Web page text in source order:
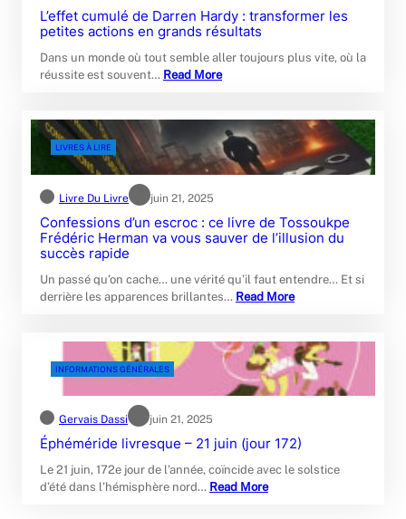
L’effet cumulé de Darren Hardy : transformer les
petites actions en grands résultats
Dans un monde où tout semble aller toujours plus vite, où la
réussite est souvent… Read More
LIVRES À LIRE
Livre Du Livre juin 21, 2025
Confessions d’un escroc : ce livre de Tossoukpe
Frédéric Herman va vous sauver de l’illusion du
succès rapide
Un passé qu’on cache… une vérité qu’il faut entendre… Et si
derrière les apparences brillantes… Read More
INFORMATIONS GÉNÉRALES
Gervais Dassi juin 21, 2025
Éphéméride livresque – 21 juin (jour 172)
Le 21 juin, 172e jour de l’année, coïncide avec le solstice
d’été dans l’hémisphère nord… Read More